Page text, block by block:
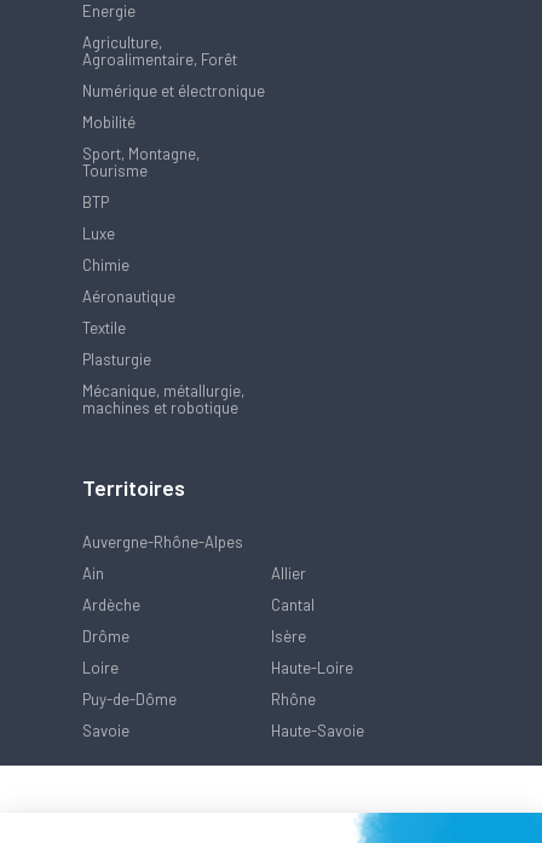
Energie
Agriculture,
Agroalimentaire, Forêt
Numérique et électronique
Mobilité
Sport, Montagne,
Tourisme
BTP
Luxe
Chimie
Aéronautique
Textile
Plasturgie
Mécanique, métallurgie,
machines et robotique
Territoires
Auvergne-Rhône-Alpes
Ain
Allier
Ardèche
Cantal
Drôme
Isère
Loire
Haute-Loire
Puy-de-Dôme
Rhône
Savoie
Haute-Savoie